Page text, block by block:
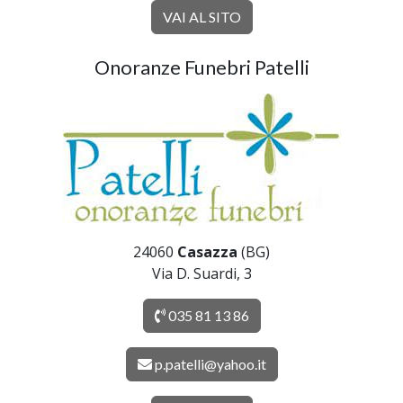
VAI AL SITO
Onoranze Funebri Patelli
24060 Casazza (BG)
Via D. Suardi, 3
035 81 13 86
p.patelli@yahoo.it